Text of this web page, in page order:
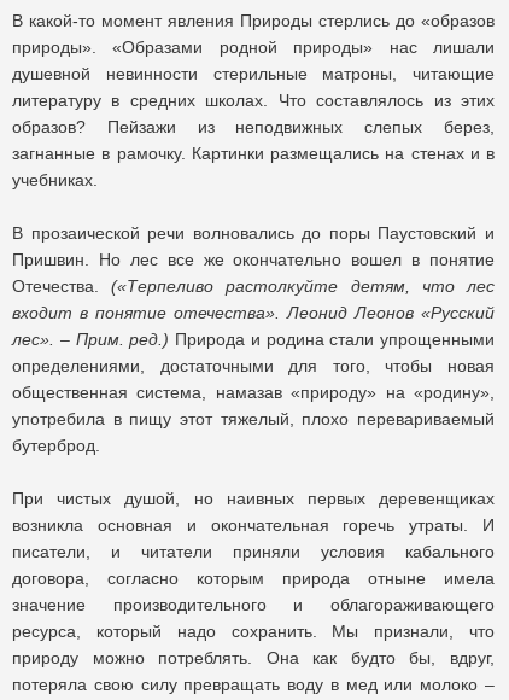
В какой-то момент явления Природы стерлись до «образов
природы». «Образами родной природы» нас лишали
душевной невинности стерильные матроны, читающие
литературу в средних школах. Что составлялось из этих
образов? Пейзажи из неподвижных слепых берез,
загнанные в рамочку. Картинки размещались на стенах и в
учебниках.
В прозаической речи волновались до поры Паустовский и
Пришвин. Но лес все же окончательно вошел в понятие
Отечества.(«Терпеливо растолкуйте детям, что лес
входит в понятие отечества». Леонид Леонов «Русский
лес». – Прим. ред.) Природа и родина стали упрощенными
определениями, достаточными для того, чтобы новая
общественная система, намазав «природу» на «родину»,
употребила в пищу этот тяжелый, плохо перевариваемый
бутерброд.
При чистых душой, но наивных первых деревенщиках
возникла основная и окончательная горечь утраты. И
писатели, и читатели приняли условия кабального
договора, согласно которым природа отныне имела
значение производительного и облагораживающего
ресурса, который надо сохранить. Мы признали, что
природу можно потреблять. Она как будто бы, вдруг,
потеряла свою силу превращать воду в мед или молоко –